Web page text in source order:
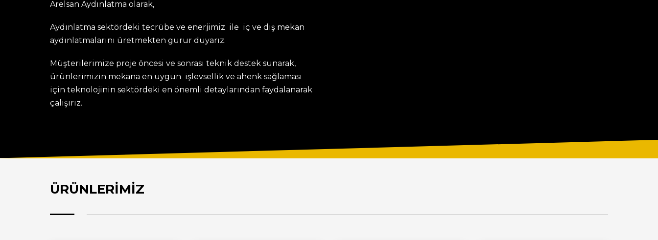
Arelsan Aydınlatma olarak,
Aydınlatma sektördeki tecrübe ve enerjimiz ile iç ve dış mekan
aydınlatmalarını üretmekten gurur duyarız.
Müşterilerimize proje öncesi ve sonrası teknik destek sunarak,
ürünlerimizin mekana en uygun işlevsellik ve ahenk sağlaması
için teknolojinin sektördeki en önemli detaylarından faydalanarak
çalışırız.
ÜRÜNLERİMİZ